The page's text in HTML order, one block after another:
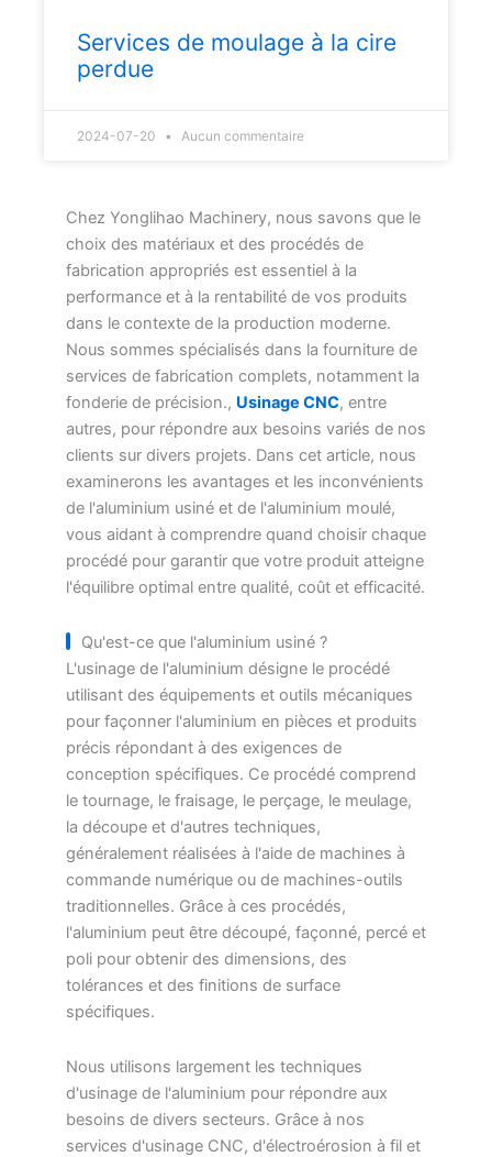
Services de moulage à la cire
perdue
2024-07-20 Aucun commentaire
Chez Yonglihao Machinery, nous savons que le
choix des matériaux et des procédés de
fabrication appropriés est essentiel à la
performance et à la rentabilité de vos produits
dans le contexte de la production moderne.
Nous sommes spécialisés dans la fourniture de
services de fabrication complets, notamment la
fonderie de précision., Usinage CNC, entre
autres, pour répondre aux besoins variés de nos
clients sur divers projets. Dans cet article, nous
examinerons les avantages et les inconvénients
de l'aluminium usiné et de l'aluminium moulé,
vous aidant à comprendre quand choisir chaque
procédé pour garantir que votre produit atteigne
l'équilibre optimal entre qualité, coût et efficacité.
Qu'est-ce que l'aluminium usiné ?
L'usinage de l'aluminium désigne le procédé
utilisant des équipements et outils mécaniques
pour façonner l'aluminium en pièces et produits
précis répondant à des exigences de
conception spécifiques. Ce procédé comprend
le tournage, le fraisage, le perçage, le meulage,
la découpe et d'autres techniques,
généralement réalisées à l'aide de machines à
commande numérique ou de machines-outils
traditionnelles. Grâce à ces procédés,
l'aluminium peut être découpé, façonné, percé et
poli pour obtenir des dimensions, des
tolérances et des finitions de surface
spécifiques.
Nous utilisons largement les techniques
d'usinage de l'aluminium pour répondre aux
besoins de divers secteurs. Grâce à nos
services d'usinage CNC, d'électroérosion à fil et